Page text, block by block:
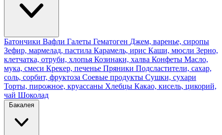
Батончики Вафли Галеты Гематоген Джем, варенье, сиропы
Зефир, мармелад, пастила Карамель, ирис Каши, мюсли Зерно,
клетчатка, отруби, хлопья Козинаки, халва Конфеты Масло,
мука, смеси Крекер, печенье Пряники Подсластители, сахар,
соль, сорбит, фруктоза Соевые продукты Сушки, сухари
Торты, пирожное, круассаны Хлебцы Какао, кисель, цикорий,
чай Шоколад
Бакалея